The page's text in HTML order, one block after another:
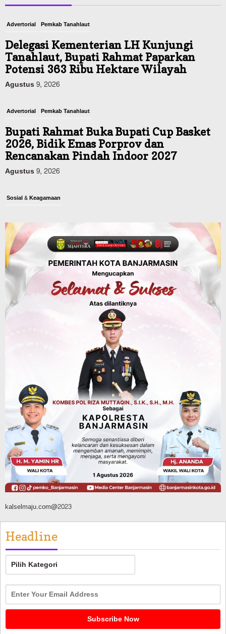
Advertorial Pemkab Tanahlaut
Delegasi Kementerian LH Kunjungi
Tanahlaut, Bupati Rahmat Paparkan
Potensi 363 Ribu Hektare Wilayah
Agustus 9, 2026
Advertorial Pemkab Tanahlaut
Bupati Rahmat Buka Bupati Cup Basket
2026, Bidik Emas Porprov dan
Rencanakan Pindah Indoor 2027
Agustus 9, 2026
Sosial & Keagamaan
Jamnas XII Cibubur, Termasuk Dua
Peserta Berkebutuhan Khusus
Agustus 9, 2026
Budaya & Pariwisata
Bunda PAUD Banjarmasin Ajak Anak
Belajar Sambil Lihat Satwa, Jelajah
Literasi di Taman Jahri Saleh
Pemkab Balangan
28 Pelajar Halong Balangan Jalani
Latihan Intensif Paskibraka, Ditempa
TNI-Polri Sambut HUT ke-81 RI
Agustus 9, 2026
kalselmaju.com@2023
Headline
Headline